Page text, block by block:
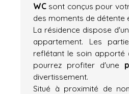
WC sont conçus pour
des moments de détente
La résidence dispose d'un
appartement. Les
reflétant le soin apporté
pourrez profiter d'une
divertissement.
Situé à proximité de